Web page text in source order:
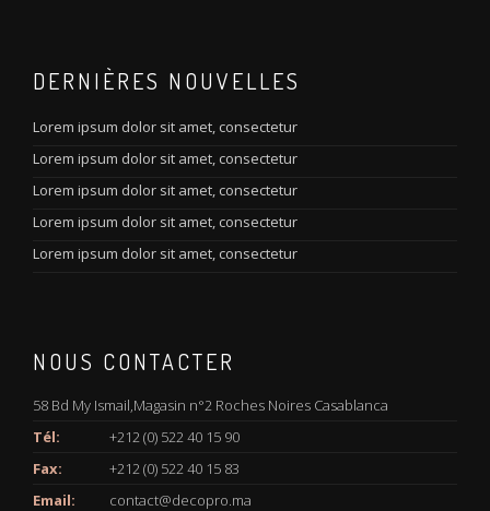
DERNIÈRES NOUVELLES
Lorem ipsum dolor sit amet, consectetur
Lorem ipsum dolor sit amet, consectetur
Lorem ipsum dolor sit amet, consectetur
Lorem ipsum dolor sit amet, consectetur
Lorem ipsum dolor sit amet, consectetur
NOUS CONTACTER
58 Bd My Ismail,Magasin n°2 Roches Noires Casablanca
Tél:
+212 (0) 522 40 15 90
Fax:
+212 (0) 522 40 15 83
Email:
contact@decopro.ma